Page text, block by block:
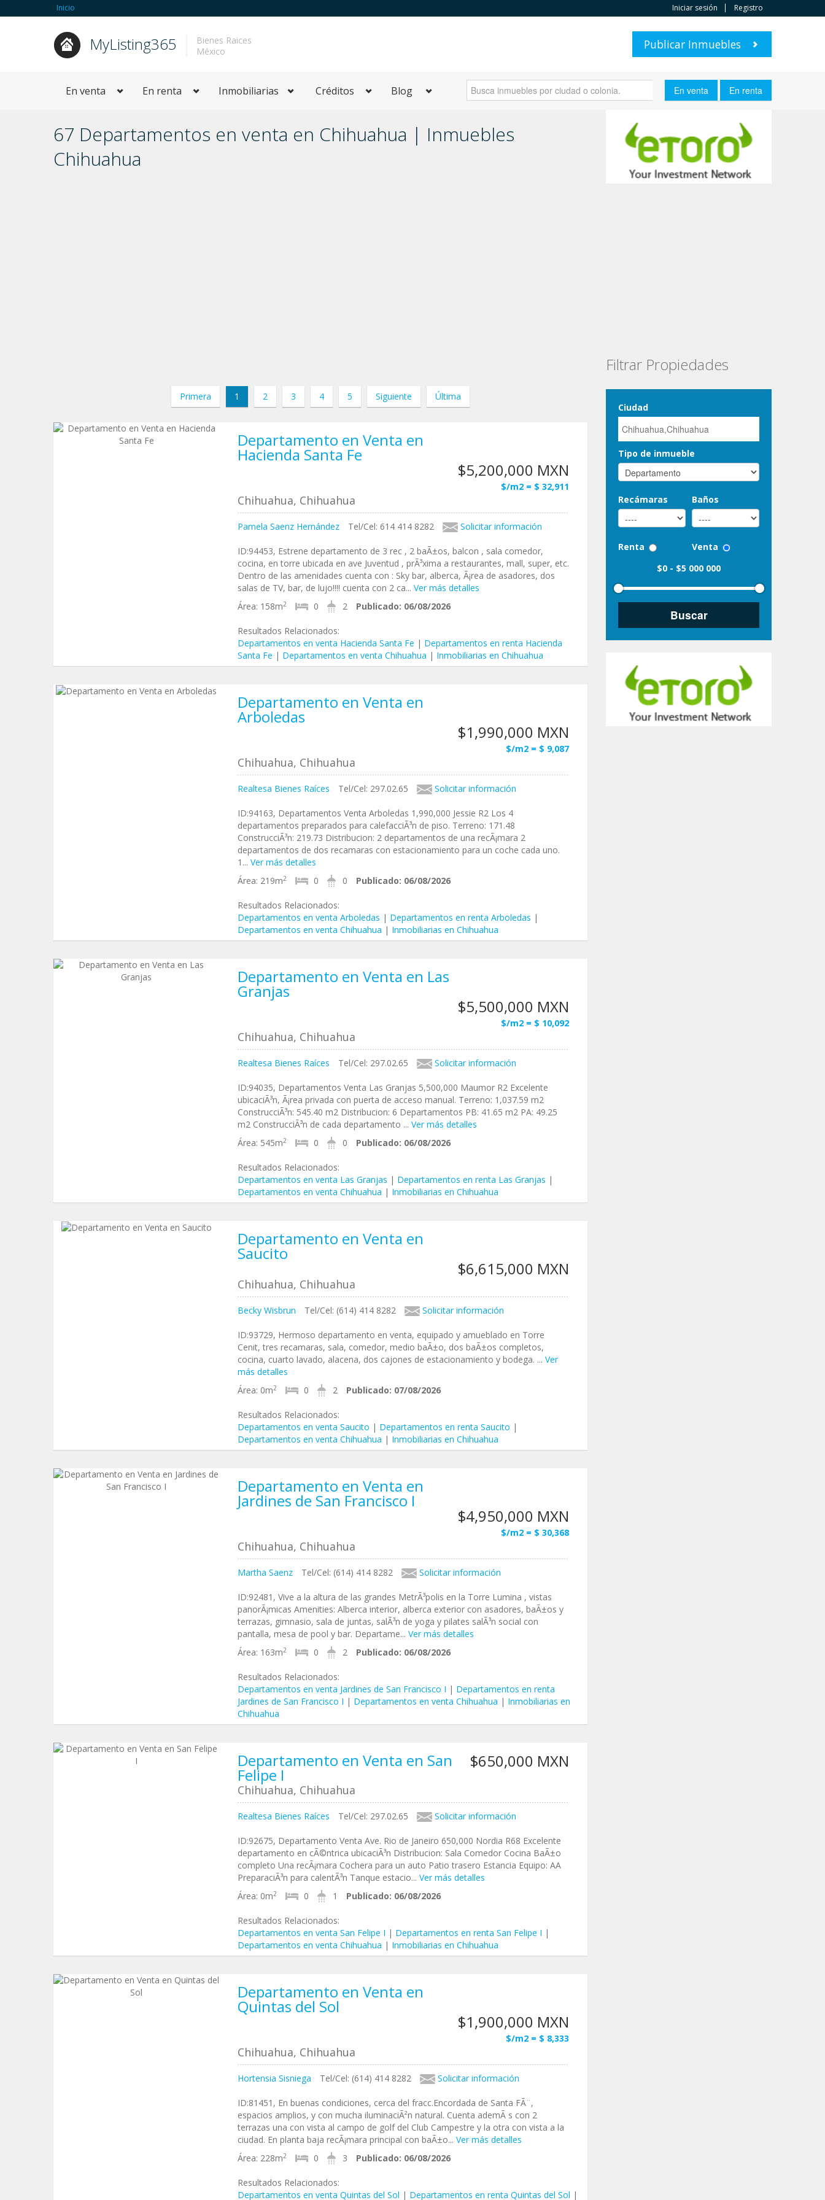
Inicio Iniciar sesión Registro
MyListing365
Bienes Raices
México
Publicar Inmuebles
En venta En renta Inmobiliarias Créditos Blog
67 Departamentos en venta en Chihuahua | Inmuebles
Chihuahua
Primera 1 2 3 4 5 Siguiente Última
Departamento en Venta en
Hacienda Santa Fe
$5,200,000 MXN
$/m2 = $ 32,911
Chihuahua, Chihuahua
Pamela Saenz Hernández Tel/Cel: 614 414 8282 Solicitar información
ID:94453, Estrene departamento de 3 rec , 2 baÃ±os, balcon , sala comedor,
cocina, en torre ubicada en ave Juventud , prÃ³xima a restaurantes, mall, super, etc.
Dentro de las amenidades cuenta con : Sky bar, alberca, Ã¡rea de asadores, dos
salas de TV, bar, de lujo!!!! cuenta con 2 ca... Ver más detalles
Área: 158m2 0 2 Publicado: 06/08/2026
Resultados Relacionados:
Departamentos en venta Hacienda Santa Fe | Departamentos en renta Hacienda
Santa Fe | Departamentos en venta Chihuahua | Inmobiliarias en Chihuahua
Departamento en Venta en
Arboledas
$1,990,000 MXN
$/m2 = $ 9,087
Chihuahua, Chihuahua
Realtesa Bienes Raíces Tel/Cel: 297.02.65 Solicitar información
ID:94163, Departamentos Venta Arboledas 1,990,000 Jessie R2 Los 4
departamentos preparados para calefacciÃ³n de piso. Terreno: 171.48
ConstrucciÃ³n: 219.73 Distribucion: 2 departamentos de una recÃ¡mara 2
departamentos de dos recamaras con estacionamiento para un coche cada uno.
1... Ver más detalles
Área: 219m2 0 0 Publicado: 06/08/2026
Resultados Relacionados:
Departamentos en venta Arboledas | Departamentos en renta Arboledas |
Departamentos en venta Chihuahua | Inmobiliarias en Chihuahua
Departamento en Venta en Las
Granjas
$5,500,000 MXN
$/m2 = $ 10,092
Chihuahua, Chihuahua
Realtesa Bienes Raíces Tel/Cel: 297.02.65 Solicitar información
ID:94035, Departamentos Venta Las Granjas 5,500,000 Maumor R2 Excelente
ubicaciÃ³n, Ã¡rea privada con puerta de acceso manual. Terreno: 1,037.59 m2
ConstrucciÃ³n: 545.40 m2 Distribucion: 6 Departamentos PB: 41.65 m2 PA: 49.25
m2 ConstrucciÃ³n de cada departamento ... Ver más detalles
Área: 545m2 0 0 Publicado: 06/08/2026
Resultados Relacionados:
Departamentos en venta Las Granjas | Departamentos en renta Las Granjas |
Departamentos en venta Chihuahua | Inmobiliarias en Chihuahua
Departamento en Venta en
Saucito
$6,615,000 MXN
Chihuahua, Chihuahua
Becky Wisbrun Tel/Cel: (614) 414 8282 Solicitar información
ID:93729, Hermoso departamento en venta, equipado y amueblado en Torre
Cenit, tres recamaras, sala, comedor, medio baÃ±o, dos baÃ±os completos,
cocina, cuarto lavado, alacena, dos cajones de estacionamiento y bodega. ... Ver
más detalles
Área: 0m2 0 2 Publicado: 07/08/2026
Resultados Relacionados:
Departamentos en venta Saucito | Departamentos en renta Saucito |
Departamentos en venta Chihuahua | Inmobiliarias en Chihuahua
Departamento en Venta en
Jardines de San Francisco I
$4,950,000 MXN
$/m2 = $ 30,368
Chihuahua, Chihuahua
Martha Saenz Tel/Cel: (614) 414 8282 Solicitar información
ID:92481, Vive a la altura de las grandes MetrÃ³polis en la Torre Lumina , vistas
panorÃ¡micas Amenities: Alberca interior, alberca exterior con asadores, baÃ±os y
terrazas, gimnasio, sala de juntas, salÃ³n de yoga y pilates salÃ³n social con
pantalla, mesa de pool y bar. Departame... Ver más detalles
Área: 163m2 0 2 Publicado: 06/08/2026
Resultados Relacionados:
Departamentos en venta Jardines de San Francisco I | Departamentos en renta
Jardines de San Francisco I | Departamentos en venta Chihuahua | Inmobiliarias en
Chihuahua
Departamento en Venta en San
Felipe I
$650,000 MXN
Chihuahua, Chihuahua
Realtesa Bienes Raíces Tel/Cel: 297.02.65 Solicitar información
ID:92675, Departamento Venta Ave. Rio de Janeiro 650,000 Nordia R68 Excelente
departamento en cÃ©ntrica ubicaciÃ³n Distribucion: Sala Comedor Cocina BaÃ±o
completo Una recÃ¡mara Cochera para un auto Patio trasero Estancia Equipo: AA
PreparaciÃ³n para calentÃ³n Tanque estacio... Ver más detalles
Área: 0m2 0 1 Publicado: 06/08/2026
Resultados Relacionados:
Departamentos en venta San Felipe I | Departamentos en renta San Felipe I |
Departamentos en venta Chihuahua | Inmobiliarias en Chihuahua
Departamento en Venta en
Quintas del Sol
$1,900,000 MXN
$/m2 = $ 8,333
Chihuahua, Chihuahua
Hortensia Sisniega Tel/Cel: (614) 414 8282 Solicitar información
ID:81451, En buenas condiciones, cerca del fracc.Encordada de Santa FÃ¨,
espacios amplios, y con mucha iluminaciÃ²n natural. Cuenta ademÃ s con 2
terrazas una con vista al campo de golf del Club Campestre y la otra con vista a la
ciudad. En planta baja recÃ¡mara principal con baÃ±o... Ver más detalles
Área: 228m2 0 3 Publicado: 06/08/2026
Resultados Relacionados:
Departamentos en venta Quintas del Sol | Departamentos en renta Quintas del Sol |
Filtrar Propiedades
Ciudad
Tipo de inmueble
Recámaras Baños
Renta
Venta
$0 - $5 000 000